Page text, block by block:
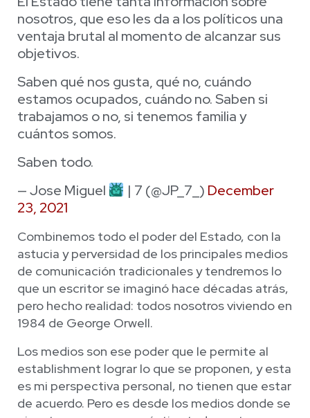
nosotros, que eso les da a los políticos una
ventaja brutal al momento de alcanzar sus
objetivos.
Saben qué nos gusta, qué no, cuándo
estamos ocupados, cuándo no. Saben si
trabajamos o no, si tenemos familia y
cuántos somos.
Saben todo.
— Jose Miguel
| 7 (@JP_7_) December
23, 2021
Combinemos todo el poder del Estado, con la
astucia y perversidad de los principales medios
de comunicación tradicionales y tendremos lo
que un escritor se imaginó hace décadas atrás,
pero hecho realidad: todos nosotros viviendo en
1984 de George Orwell.
Los medios son ese poder que le permite al
establishment lograr lo que se proponen, y esta
es mi perspectiva personal, no tienen que estar
de acuerdo. Pero es desde los medios donde se